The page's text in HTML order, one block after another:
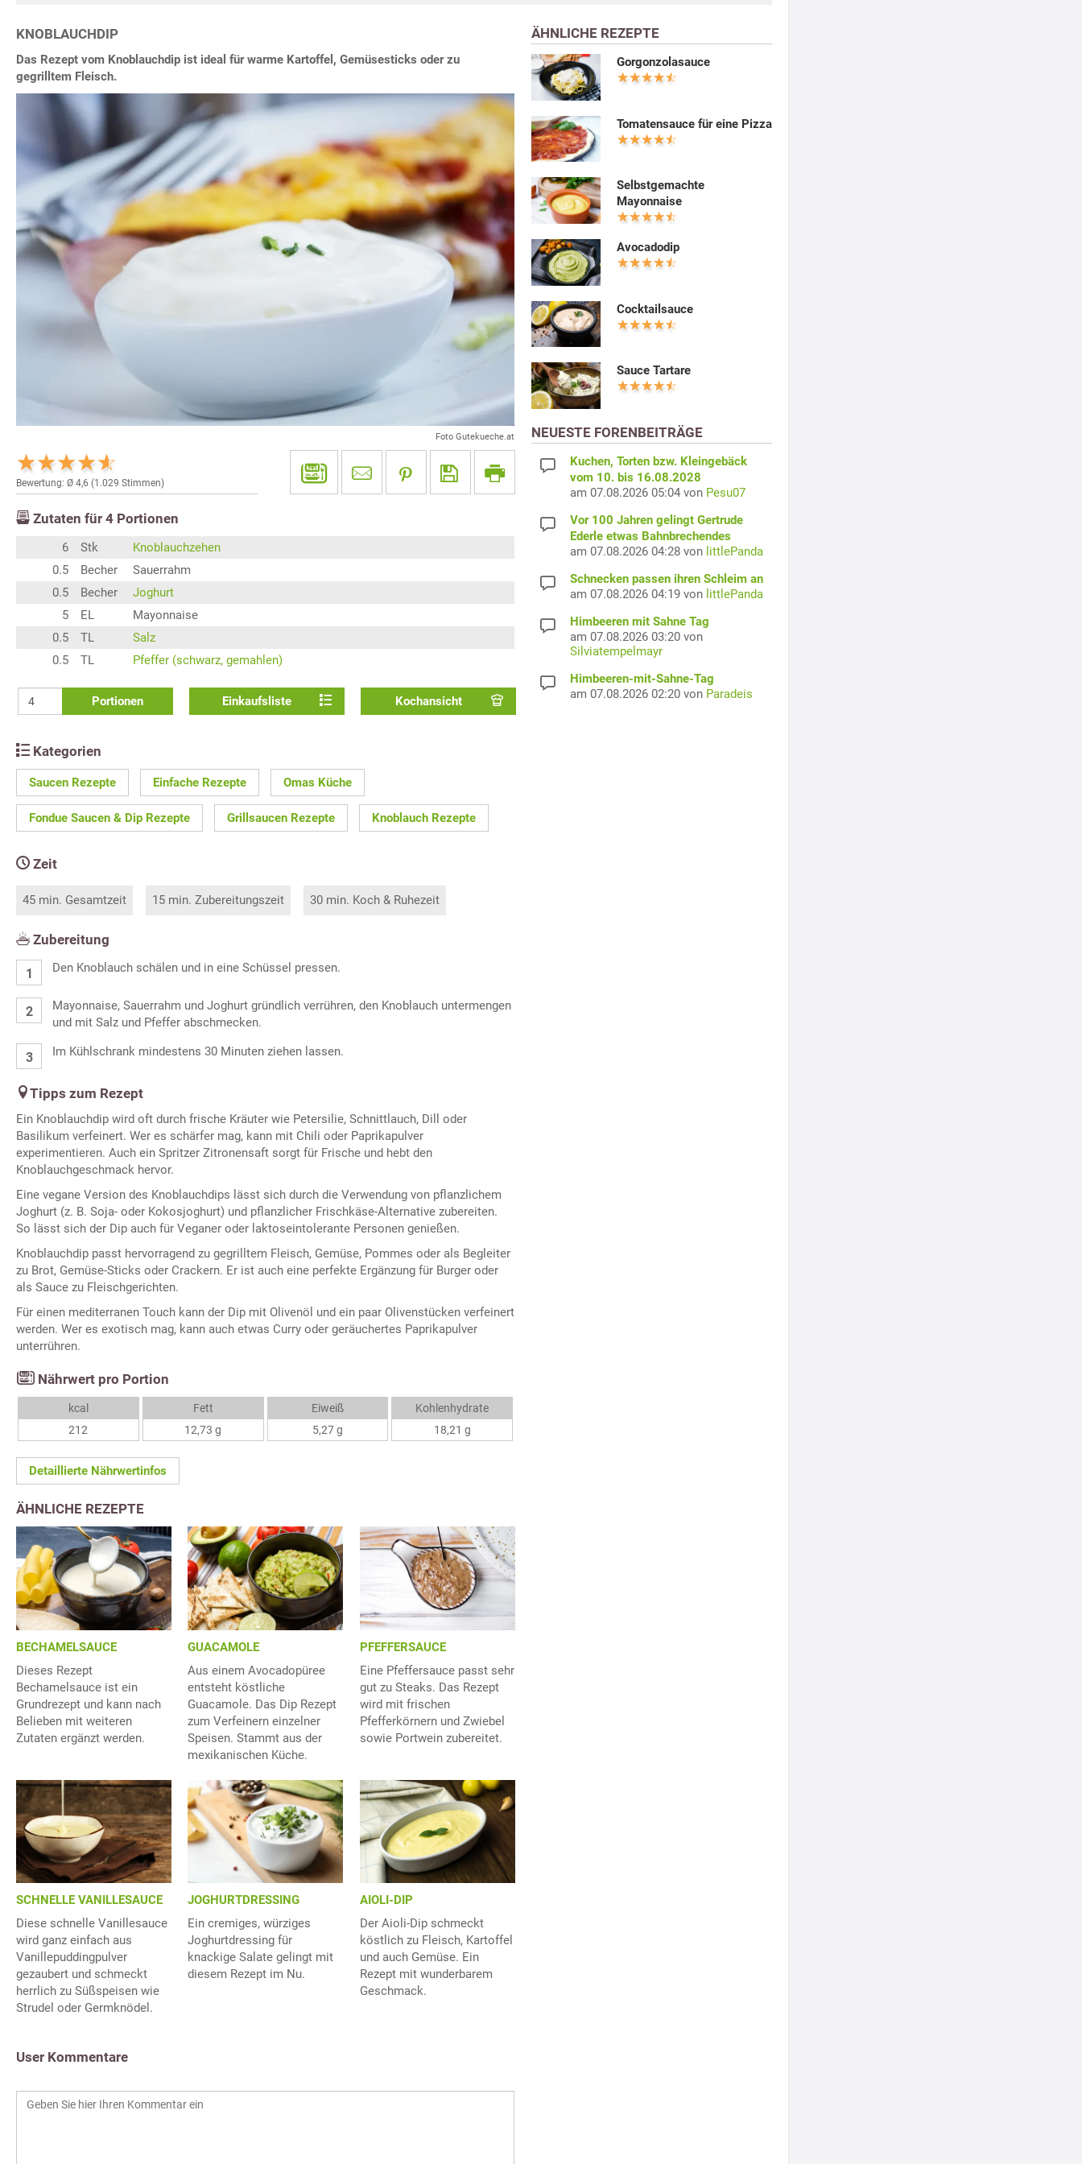
KNOBLAUCHDIP
Das Rezept vom Knoblauchdip ist ideal für warme Kartoffel, Gemüsesticks oder zu
gegrilltem Fleisch.
Foto Gutekueche.at
Bewertung: Ø 4,6 (1.029 Stimmen)
Zutaten für 4 Portionen
6 Stk
Knoblauchzehen
0.5
Becher
Sauerrahm
0.5
Becher
Joghurt
5
EL
Mayonnaise
0.5
TL
Salz
0.5
TL Pfeffer (schwarz, gemahlen)
Portionen Einkaufsliste Kochansicht
Kategorien
Saucen Rezepte Einfache Rezepte Omas Küche
Fondue Saucen & Dip Rezepte Grillsaucen Rezepte Knoblauch Rezepte
Zeit
45 min. Gesamtzeit 15 min. Zubereitungszeit 30 min. Koch & Ruhezeit
Zubereitung
Den Knoblauch schälen und in eine Schüssel pressen.
Mayonnaise, Sauerrahm und Joghurt gründlich verrühren, den Knoblauch untermengen
und mit Salz und Pfeffer abschmecken.
Im Kühlschrank mindestens 30 Minuten ziehen lassen.
Tipps zum Rezept
Ein Knoblauchdip wird oft durch frische Kräuter wie Petersilie, Schnittlauch, Dill oder
Basilikum verfeinert. Wer es schärfer mag, kann mit Chili oder Paprikapulver
experimentieren. Auch ein Spritzer Zitronensaft sorgt für Frische und hebt den
Knoblauchgeschmack hervor.
Eine vegane Version des Knoblauchdips lässt sich durch die Verwendung von pflanzlichem
Joghurt (z. B. Soja- oder Kokosjoghurt) und pflanzlicher Frischkäse-Alternative zubereiten.
So lässt sich der Dip auch für Veganer oder laktoseintolerante Personen genießen.
Knoblauchdip passt hervorragend zu gegrilltem Fleisch, Gemüse, Pommes oder als Begleiter
zu Brot, Gemüse-Sticks oder Crackern. Er ist auch eine perfekte Ergänzung für Burger oder
als Sauce zu Fleischgerichten.
Für einen mediterranen Touch kann der Dip mit Olivenöl und ein paar Olivenstücken verfeinert
werden. Wer es exotisch mag, kann auch etwas Curry oder geräuchertes Paprikapulver
unterrühren.
Nährwert pro Portion
kcal
212
Fett
12,73 g
Eiweiß
5,27 g
Kohlenhydrate
18,21 g
Detaillierte Nährwertinfos
ÄHNLICHE REZEPTE
BECHAMELSAUCE
Dieses Rezept
Bechamelsauce ist ein
Grundrezept und kann nach
Belieben mit weiteren
Zutaten ergänzt werden.
GUACAMOLE
Aus einem Avocadopüree
entsteht köstliche
Guacamole. Das Dip Rezept
zum Verfeinern einzelner
Speisen. Stammt aus der
mexikanischen Küche.
PFEFFERSAUCE
Eine Pfeffersauce passt sehr
gut zu Steaks. Das Rezept
wird mit frischen
Pfefferkörnern und Zwiebel
sowie Portwein zubereitet.
SCHNELLE VANILLESAUCE
Diese schnelle Vanillesauce
wird ganz einfach aus
Vanillepuddingpulver
gezaubert und schmeckt
herrlich zu Süßspeisen wie
Strudel oder Germknödel.
JOGHURTDRESSING
Ein cremiges, würziges
Joghurtdressing für
knackige Salate gelingt mit
diesem Rezept im Nu.
AIOLI-DIP
Der Aioli-Dip schmeckt
köstlich zu Fleisch, Kartoffel
und auch Gemüse. Ein
Rezept mit wunderbarem
Geschmack.
User Kommentare
ÄHNLICHE REZEPTE
Gorgonzolasauce
Tomatensauce für eine Pizza
Selbstgemachte
Mayonnaise
Avocadodip
Cocktailsauce
Sauce Tartare
NEUESTE FORENBEITRÄGE
Kuchen, Torten bzw. Kleingebäck
vom 10. bis 16.08.2028
am 07.08.2026 05:04 von Pesu07
Vor 100 Jahren gelingt Gertrude
Ederle etwas Bahnbrechendes
am 07.08.2026 04:28 von littlePanda
Schnecken passen ihren Schleim an
am 07.08.2026 04:19 von littlePanda
Himbeeren mit Sahne Tag
am 07.08.2026 03:20 von
Silviatempelmayr
Himbeeren-mit-Sahne-Tag
am 07.08.2026 02:20 von Paradeis